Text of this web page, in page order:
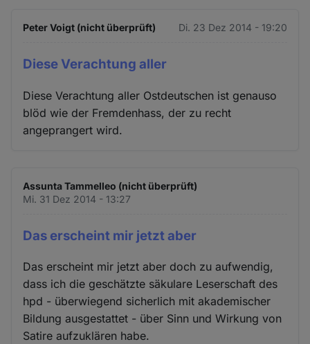
Peter Voigt (nicht überprüft) Di. 23 Dez 2014 - 19:20
Diese Verachtung aller
Diese Verachtung aller Ostdeutschen ist genauso
blöd wie der Fremdenhass, der zu recht
angeprangert wird.
Assunta Tammelleo (nicht überprüft)
Mi. 31 Dez 2014 - 13:27
Das erscheint mir jetzt aber
Das erscheint mir jetzt aber doch zu aufwendig,
dass ich die geschätzte säkulare Leserschaft des
hpd - überwiegend sicherlich mit akademischer
Bildung ausgestattet - über Sinn und Wirkung von
Satire aufzuklären habe.